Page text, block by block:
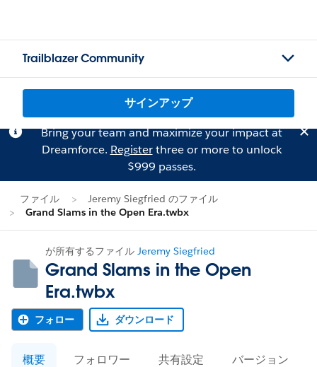
Trailblazer Community
サインアップ
Bring your team and maximize your impact at
Dreamforce. Registerthree or more to unlock
$999 passes.
ファイル
Jeremy Siegfried のファイル
Grand Slams in the Open Era.twbx
が所有するファイル Jeremy Siegfried
Grand Slams in the Open
Era.twbx
フォロー ダウンロード
概要 フォロワー 共有設定 バージョン